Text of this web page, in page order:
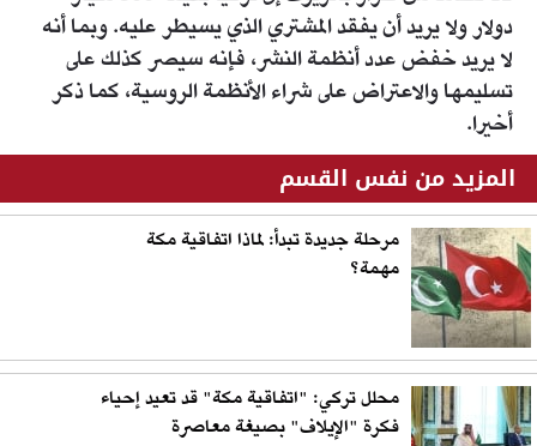
دولار ولا يريد أن يفقد المشتري الذي يسيطر عليه. وبما أنه
لا يريد خفض عدد أنظمة النشر، فإنه سيصر كذلك على
تسليمها والاعتراض على شراء الأنظمة الروسية، كما ذكر
أخيرا.
المزيد من نفس القسم
مرحلة جديدة تبدأ: لماذا اتفاقية مكة
مهمة؟
محلل تركي: "اتفاقية مكة" قد تعيد إحياء
فكرة "الإيلاف" بصيغة معاصرة